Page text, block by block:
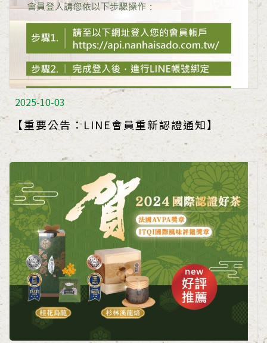
2025-10-03
【重要公告：LINE會員重新認證通知】